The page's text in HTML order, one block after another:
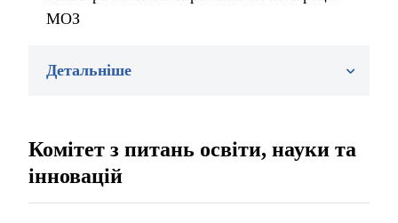
МОЗ
Детальніше
Комітет з питань освіти, науки та
інновацій